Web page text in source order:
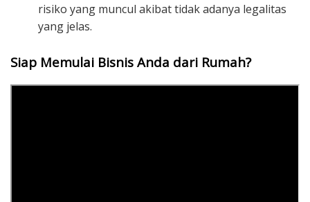
risiko yang muncul akibat tidak adanya legalitas
yang jelas.
Siap Memulai Bisnis Anda dari Rumah?